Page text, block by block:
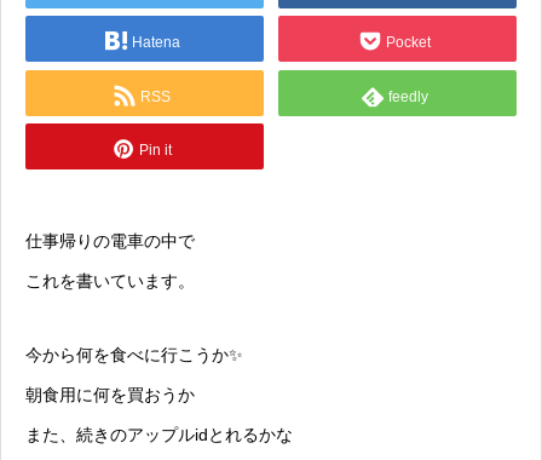
Hatena Pocket
RSS feedly
Pin it
仕事帰りの電車の中で
これを書いています。
今から何を食べに行こうか✨
朝食用に何を買おうか
また、続きのアップルidとれるかな